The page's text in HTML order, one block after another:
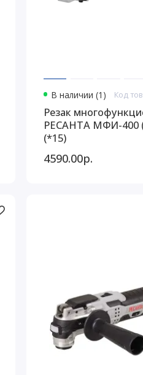
В наличии (1) Код
Резак
РЕСАНТА МФИ-400
(*15)
4590.00р.